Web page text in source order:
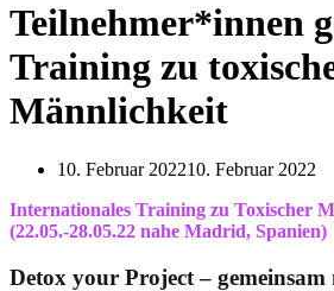
Teilnehmer*innen
Training zu
Männlichkeit
10. Februar 202210. Februar 2022
Internationales Training zu Toxischer
(22.05.-28.05.22 nahe Madrid, Spanien)
Detox your Project –